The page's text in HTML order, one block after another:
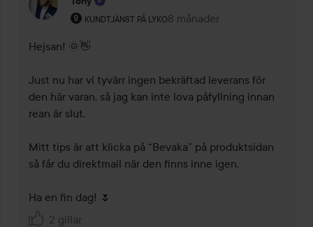
KUNDTJÄNST PÅ LYKO
Användarens roll: Kundtjänst på Lyko.
8 månader
Kommentaren lades 8
Hejsan! 🌞👋
Just nu har vi tyvärr ingen bekräftad leverans för
den här varan, så jag kan inte lova påfyllning innan
rean är slut.
Mitt tips är att klicka på “Bevaka” på produktsidan
så får du direktmail när den finns inne igen.
2 gillar